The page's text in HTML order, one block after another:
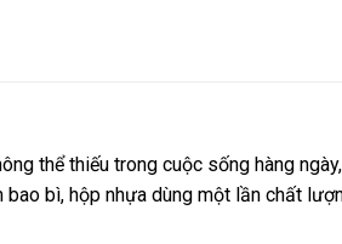
thể thiếu trong cuộc sống hàng
bì, hộp nhựa dùng một lần chất